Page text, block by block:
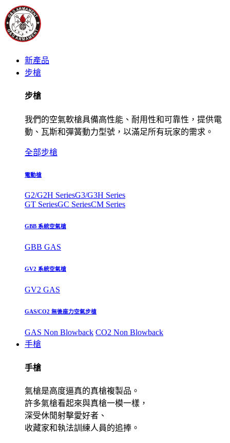
新產品
步槍
步槍
我們的空氣軟槍具備高性能、耐用性和可靠性，提供電
動、瓦斯和彈簧動力型號，以滿足所有玩家的需求。
全部步槍
電動槍
G2/G2H SeriesG3/G3H Series
GT SeriesGC SeriesCM Series
GBB 系統空氣槍
GBB GAS
GV2 系統空氣槍
GV2 GAS
GAS/CO2 無後座力空氣步槍
GAS Non Blowback CO2 Non Blowback
手槍
手槍
氣槍是高度逼真的真槍複製品。
許多氣槍看起來與真槍一模一樣，
深受休閒射擊愛好者、
收藏家和執法訓練人員的追捧。